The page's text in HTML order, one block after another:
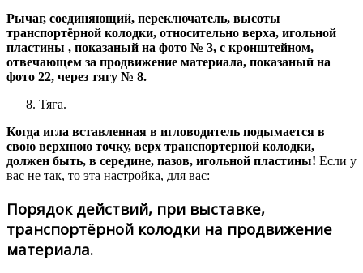
Рычаг, соединяющий, переключатель, высоты
транспортёрной колодки, относительно верха, игольной
пластины , показаный на фото № 3, с кронштейном,
отвечающем за продвижение материала, показаный на
фото 22, через тягу № 8.
Тяга.
Когда игла вставленная в игловодитель подымается в
свою верхнюю точку, верх транспортерной колодки,
должен быть, в середине, пазов, игольной пластины! Если у
вас не так, то эта настройка, для вас:
Порядок действий, при выставке,
транспортёрной колодки на продвижение
материала.